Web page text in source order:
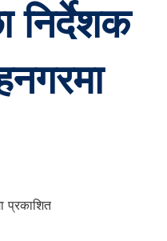
निर्देशक
प्रकाशित